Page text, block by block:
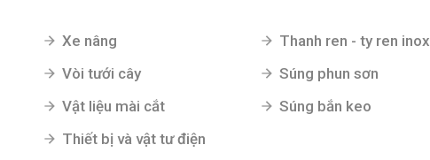
Xe nâng
Vòi tưới cây
Vật liệu mài cắt
Thiết bị và vật tư điện
Thanh ren - ty ren inox
Súng phun sơn
Súng bắn keo